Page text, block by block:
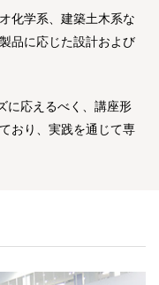
化学系、建築土木系な
品に応じた設計および
に応えるべく、講座形
おり、実践を通じて専